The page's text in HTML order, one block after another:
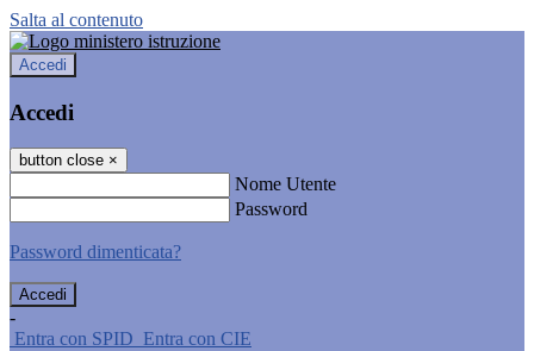
Salta al contenuto
Accedi
Accedi
button close ×
Nome Utente
Password
Password dimenticata?
-
Entra con SPID Entra con CIE